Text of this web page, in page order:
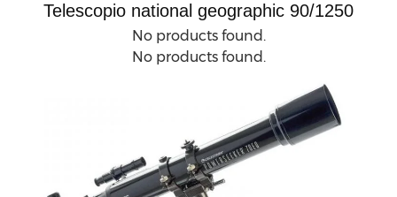
Telescopio national geographic 90/1250
No products found.
No products found.